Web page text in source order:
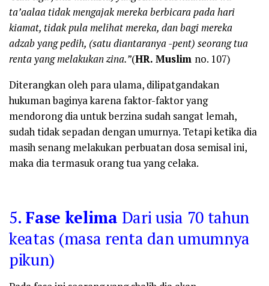
ta’aalaa tidak mengajak mereka berbicara pada hari
kiamat, tidak pula melihat mereka, dan bagi mereka
adzab yang pedih, (satu diantaranya -pent) seorang tua
renta yang melakukan zina.”(HR. Muslim no. 107)
Diterangkan oleh para ulama, dilipatgandakan
hukuman baginya karena faktor-faktor yang
mendorong dia untuk berzina sudah sangat lemah,
sudah tidak sepadan dengan umurnya. Tetapi ketika dia
masih senang melakukan perbuatan dosa semisal ini,
maka dia termasuk orang tua yang celaka.
5. Fase kelima Dari usia 70 tahun
keatas (masa renta dan umumnya
pikun)